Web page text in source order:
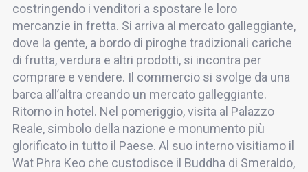
costringendo i venditori a spostare le loro
mercanzie in fretta. Si arriva al mercato galleggiante,
dove la gente, a bordo di piroghe tradizionali cariche
di frutta, verdura e altri prodotti, si incontra per
comprare e vendere. Il commercio si svolge da una
barca all’altra creando un mercato galleggiante.
Ritorno in hotel. Nel pomeriggio, visita al Palazzo
Reale, simbolo della nazione e monumento più
glorificato in tutto il Paese. Al suo interno visitiamo il
Wat Phra Keo che custodisce il Buddha di Smeraldo,